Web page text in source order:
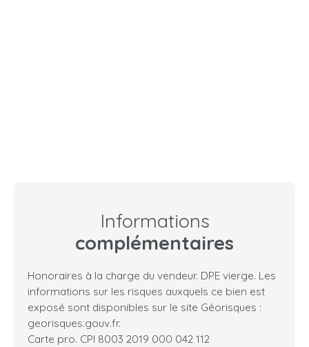
Informations
complémentaires
Honoraires à la charge du vendeur. DPE vierge. Les
informations sur les risques auxquels ce bien est
exposé sont disponibles sur le site Géorisques :
georisques.gouv.fr.
Carte pro. CPI 8003 2019 000 042 112